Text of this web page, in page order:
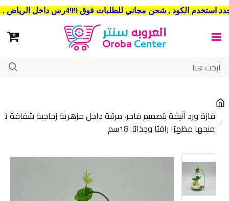
شحن مجاني للطلبات فوق 499رس داخل الرياض . وشحن الي جميع مدن المملكة العربية السعودية
فازة ورد أنيقة بتصميم فاخر، مرتبة داخل مزهرية زجاجية شفافة ت
منحها مظهرًا راقيًا وجذابًا. 18سم